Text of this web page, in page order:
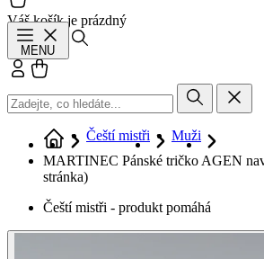
Váš košík je prázdný
MENU
Přihlásit se
Čeští mistři
Muži
MARTINEC Pánské tričko AGEN
stránka)
Čeští mistři - produkt pomáhá